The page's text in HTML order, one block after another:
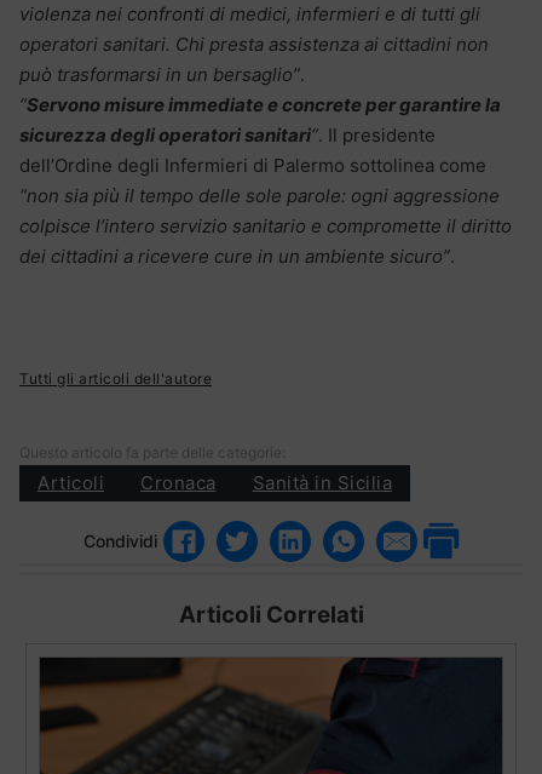
violenza nei confronti di medici, infermieri e di tutti gli
operatori sanitari. Chi presta assistenza ai cittadini non
può trasformarsi in un bersaglio”.
“Servono misure immediate e concrete per garantire la
sicurezza degli operatori sanitari“. Il presidente
dell’Ordine degli Infermieri di Palermo sottolinea come
“non sia più il tempo delle sole parole: ogni aggressione
colpisce l’intero servizio sanitario e compromette il diritto
dei cittadini a ricevere cure in un ambiente sicuro”.
Tutti gli articoli dell'autore
Questo articolo fa parte delle categorie:
Articoli Cronaca Sanità in Sicilia
Condividi
Articoli Correlati